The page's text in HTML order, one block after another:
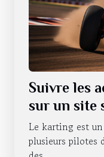
Suivre les
sur un site
sont les
découlent ?
Le karting est
plusieurs pilotes